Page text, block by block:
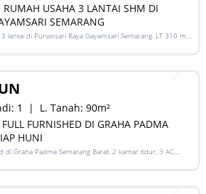
RUMAH USAHA 3 LANTAI SHM DI
SEMARANG
lantai di Purwosari Raya Gayamsari Semarang. LT 310 m²,
FURNISHED DI GRAHA PADMA
HUNI
di Graha Padma Semarang Barat. 2 kamar tidur, 3 AC,
1 L. Tanah: 90m²